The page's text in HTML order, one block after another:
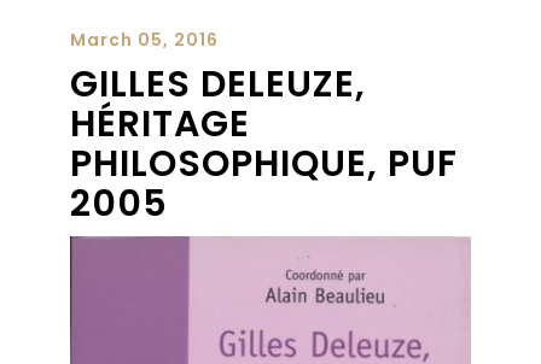
March 05, 2016
GILLES DELEUZE,
HÉRITAGE
PHILOSOPHIQUE, PUF
2005